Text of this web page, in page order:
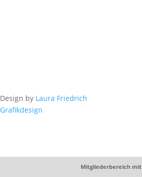
Design by Laura Friedrich
Grafikdesign
Mitgliederbereich mit